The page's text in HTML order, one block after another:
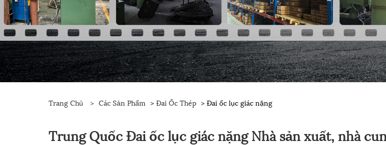
Trang Chủ > Các Sản Phẩm > Đai Ốc Thép > Đai ốc lục giác nặng
Trung Quốc Đai ốc lục giác nặng Nhà sản xuất, nhà